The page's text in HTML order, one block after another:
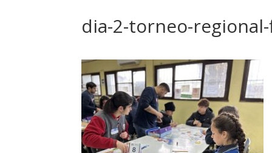
dia-2-torneo-